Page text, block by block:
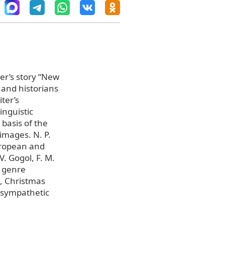
story “New
historians
of the
N. P.
and
Gogol, F. M.
genre
Christmas